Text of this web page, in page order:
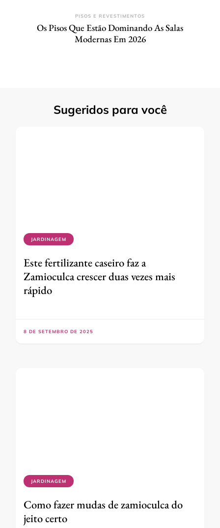
PISOS E REVESTIMENTOS
Os Pisos Que Estão Dominando As Salas
Modernas Em 2026
Sugeridos para você
JARDINAGEM
Este fertilizante caseiro faz a
Zamioculca crescer duas vezes mais
rápido
8 DE SETEMBRO DE 2025
JARDINAGEM
Como fazer mudas de zamioculca do
jeito certo